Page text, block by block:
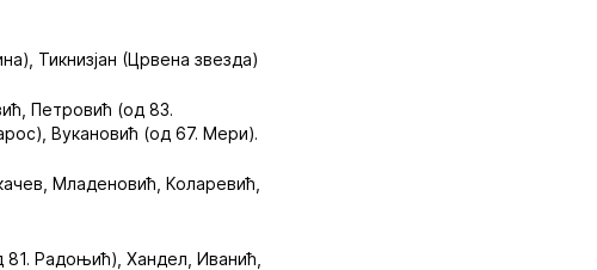
Тикнизјан (Црвена звезда)
Петровић (од 83.
Вукановић (од 67. Мери).
Младеновић, Коларевић,
Радоњић), Хандел, Иванић,